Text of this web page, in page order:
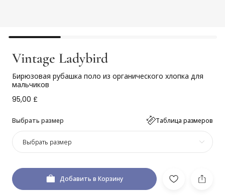
Vintage Ladybird
Бирюзовая рубашка поло из органического хлопка для
мальчиков
95,00 £
Выбрать размер Таблица размеров
Выбрать размер
Добавить в Корзину